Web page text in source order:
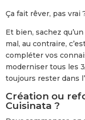
Ça fait rêver, pas vrai
Et bien, sachez
mal, au contraire,
compléter vos
moderniser tous les
toujours rester dans
Création ou
Cuisinata ?